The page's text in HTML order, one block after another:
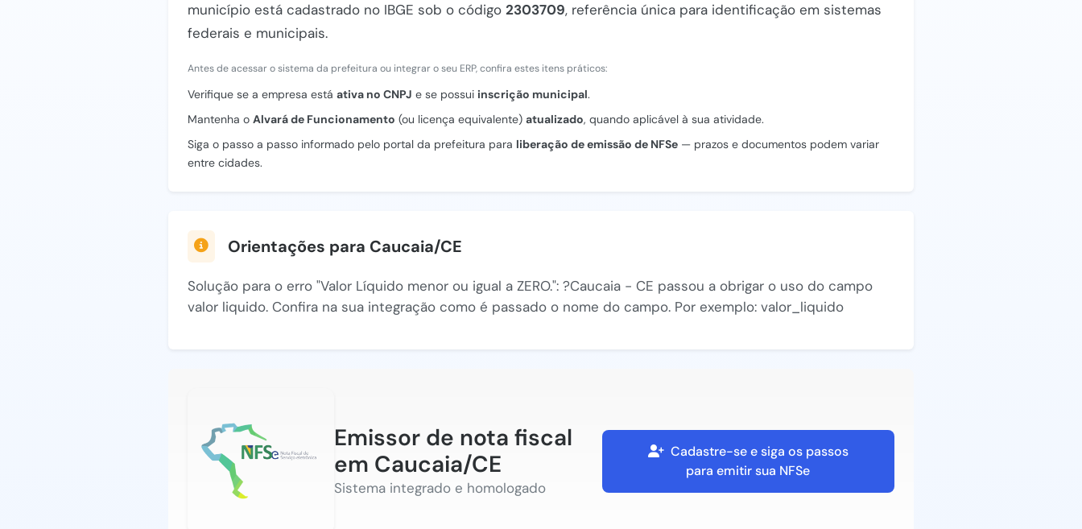
município está cadastrado no IBGE sob o código 2303709, referência única para identificação em sistemas
federais e municipais.
Antes de acessar o sistema da prefeitura ou integrar o seu ERP, confira estes itens práticos:
Verifique se a empresa está ativa no CNPJ e se possui inscrição municipal.
Mantenha o Alvará de Funcionamento (ou licença equivalente) atualizado, quando aplicável à sua atividade.
Siga o passo a passo informado pelo portal da prefeitura para liberação de emissão de NFSe — prazos e documentos podem variar
entre cidades.
Orientações para Caucaia/CE
Solução para o erro "Valor Líquido menor ou igual a ZERO.": ?Caucaia - CE passou a obrigar o uso do campo
valor liquido. Confira na sua integração como é passado o nome do campo. Por exemplo: valor_liquido
Emissor de nota fiscal
em Caucaia/CE
Sistema integrado e homologado
Cadastre-se e siga os passos
para emitir sua NFSe